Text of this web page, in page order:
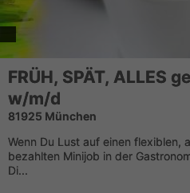
FRÜH, SPÄT, ALLES
w/m/d
81925 München
Wenn Du Lust auf einen flexiblen,
bezahlten Minijob in der
Di...